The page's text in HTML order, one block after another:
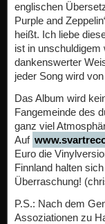
englischen
Purple and
heißt. Ich liebe
ist in unschuldigem
dankenswerter
jeder Song wird
Das Album wird
Fangemeinde des
ganz viel
Auf
Euro die
Finnland halten
Überraschung!
P.S.: Nach dem
Assoziationen zu